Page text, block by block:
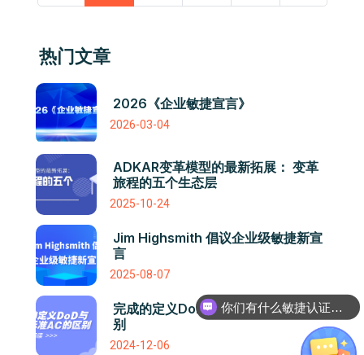
热门文章
2026《企业敏捷宣言》
2026-03-04
ADKAR变革模型的最新拓展： 变革
旅程的五个生态层
2025-10-24
Jim Highsmith 倡议企业级敏捷新宣
言
2025-08-07
完成的定义DoD与验收标准AC的区
别
2024-12-06
你们有什么敏捷认证课程吗
认证课程是怎么收费的呢